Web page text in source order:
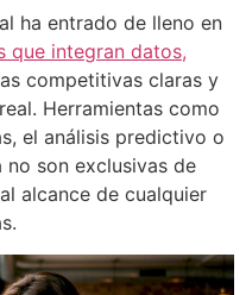
ha entrado de lleno en
que integran datos,
competitivas claras y
Herramientas como
el análisis predictivo o
son exclusivas de
alcance de cualquier